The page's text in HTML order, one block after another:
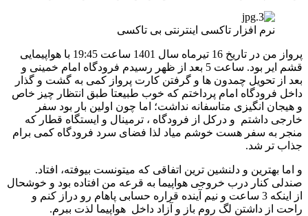
نرم افزار تاکسی اینترنتی بی تاکسی
پرواز من در تاریخ 16 تیرماه سال 1401 ساعت 19:45 با هواپیمایی
قشم ایر بود. ساعت 5 بعد از ظهر رسیدم فرودگاه امام خمینی و
بعد از تحویل چمدون ها و گرفتن کارت پرواز کمی به گشت و گذار
داخل فرودگاه امام پرداختم که خوب طبیعتا طبق انتظار چیز خاص
و هیجان انگیزی متاسفانه نداشت؛ اما چون اولین بار بود سفر
خارجی داشتم و درکل از فرودگاه ، ترمینال و ایستگاه قطار که
منجر به سفر هست خوشم میاد لذا فضای سرد فرودگاه کمی برام
جذاب تر شد.
و اما بهترین و دلنشین ترین اتفاقی که میتونست بیوفته، افتاد.
صندلی کنار درب خروجی هواپیما به قرعه من افتاده بود و خوشحال
از اینکه 3 ساعت و نیم آینده قراره حسابی پاهام رو دراز کنم و
راحت از داشتن لگ روم باز و آزاد داخل هواپیما لذت ببرم.